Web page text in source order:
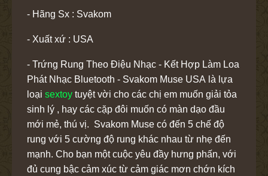
- Hãng Sx : Svakom
- Xuất xứ : USA
- Trứng Rung Theo Điệu Nhạc - Kết Hợp Làm Loa
Phát Nhạc Bluetooth - Svakom Muse USA là lựa
loại sextoy tuyệt vời cho các chị em muốn giải tỏa
sinh lý , hay các cặp đôi muốn có màn dạo đầu
mới mẻ, thú vị. Svakom Muse có đến 5 chế độ
rung với 5 cường độ rung khác nhau từ nhẹ đến
mạnh. Cho bạn một cuộc yêu đầy hưng phấn, với
đủ cung bậc cảm xúc từ cảm giác mơn chớn kích